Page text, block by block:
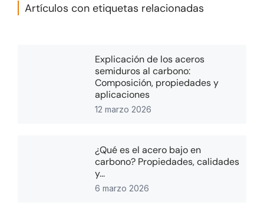
Artículos con etiquetas relacionadas
Explicación de los aceros
semiduros al carbono:
Composición, propiedades y
aplicaciones
12 marzo 2026
¿Qué es el acero bajo en
carbono? Propiedades, calidades
y...
6 marzo 2026